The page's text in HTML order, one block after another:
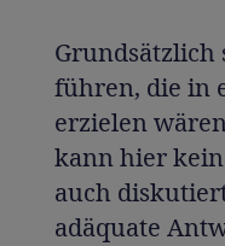
führen, die in
erzielen
kann hier
auch
adäquate